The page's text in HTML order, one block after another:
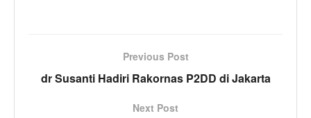
Previous Post
dr Susanti Hadiri Rakornas P2DD di Jakarta
Next Post